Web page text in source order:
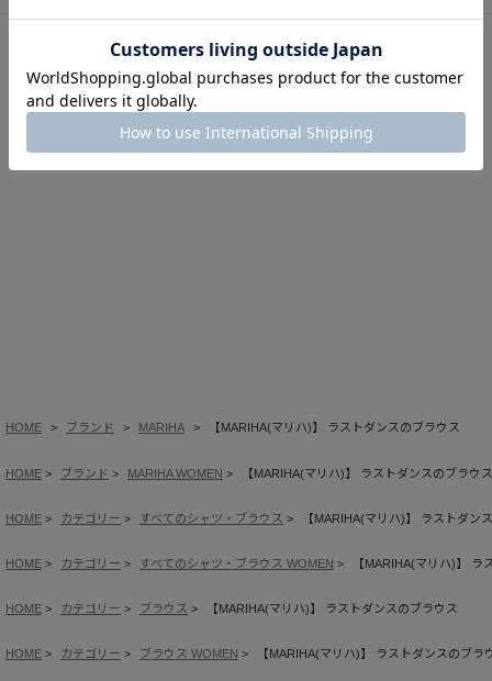
このアイテムを見た人はこの商品もチェックしています
HOME ブランド MARIHA 【MARIHA(マリハ)】 ラストダンスのブラウス
HOME ブランド MARIHA WOMEN 【MARIHA(マリハ)】 ラストダンスのブラウス
HOME カテゴリー すべてのシャツ・ブラウス 【MARIHA(マリハ)】 ラストダン
HOME カテゴリー すべてのシャツ・ブラウス WOMEN 【MARIHA(マリハ)】 ラ
HOME カテゴリー ブラウス 【MARIHA(マリハ)】 ラストダンスのブラウス
HOME カテゴリー ブラウス WOMEN 【MARIHA(マリハ)】 ラストダンスのブラ